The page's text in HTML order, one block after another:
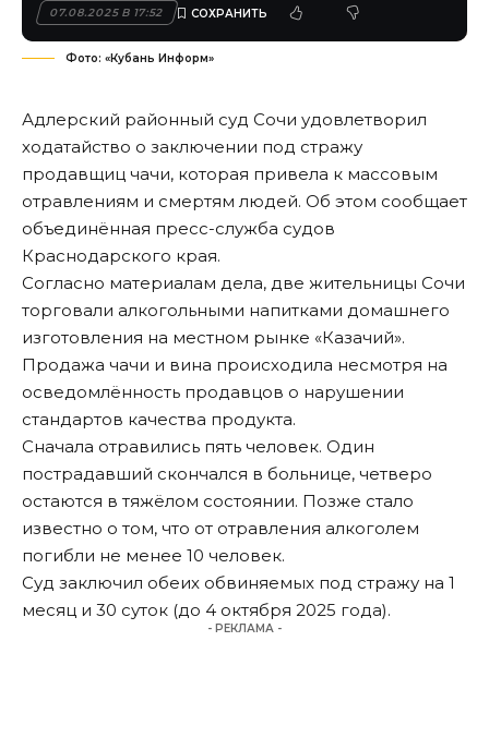
07.08.2025 В 17:52
Фото: «Кубань Информ»
Адлерский районный суд Сочи удовлетворил
ходатайство о заключении под стражу
продавщиц чачи, которая привела к массовым
отравлениям и смертям людей. Об этом сообщает
объединённая пресс-служба судов
Краснодарского края.
Согласно материалам дела, две жительницы Сочи
торговали алкогольными напитками домашнего
изготовления на местном рынке «Казачий».
Продажа чачи и вина происходила несмотря на
осведомлённость продавцов о нарушении
стандартов качества продукта.
Сначала отравились пять человек. Один
пострадавший скончался в больнице, четверо
остаются в тяжёлом состоянии. Позже стало
известно о том, что от отравления алкоголем
погибли не менее 10 человек.
Суд заключил обеих обвиняемых под стражу на 1
месяц и 30 суток (до 4 октября 2025 года).
- РЕКЛАМА -